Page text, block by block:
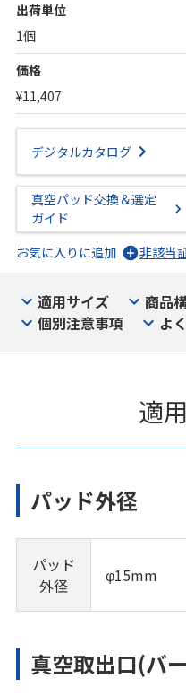
出荷単位
1個
価格
¥11,407
デジタルカタログ
真空パッド交換＆選定
ガイド
お気に入りに追加
非該当
適用サイズ 商品
個別注意事項
よ
適
パッド外径
パッド
外径
φ15mm
真空取出口(バ